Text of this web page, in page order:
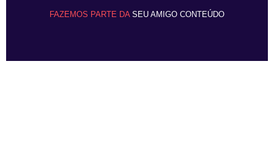
FAZEMOS PARTE DA SEU AMIGO CONTEÚDO